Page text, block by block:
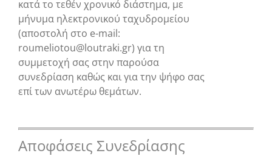
κατά το τεθέν χρονικό διάστημα, με
μήνυμα ηλεκτρονικού ταχυδρομείου
(αποστολή στο e-mail:
roumeliotou@loutraki.gr) για τη
συμμετοχή σας στην παρούσα
συνεδρίαση καθώς και για την ψήφο σας
επί των ανωτέρω θεμάτων.
Αποφάσεις Συνεδρίασης